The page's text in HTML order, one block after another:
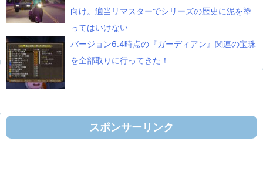
向け。適当リマスターでシリーズの歴史に泥を塗
ってはいけない
バージョン6.4時点の『ガーディアン』関連の宝珠
を全部取りに行ってきた！
スポンサーリンク